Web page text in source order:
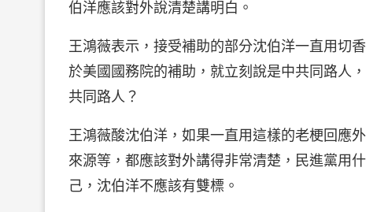
伯洋應該對外說清楚講明白。
王鴻薇表示，接受補助的部分沈伯洋一直用切
於美國國務院的補助，就立刻說是中共同路人
共同路人？
王鴻薇酸沈伯洋，如果一直用這樣的老梗回應
來源等，都應該對外講得非常清楚，民進黨用
己，沈伯洋不應該有雙標。